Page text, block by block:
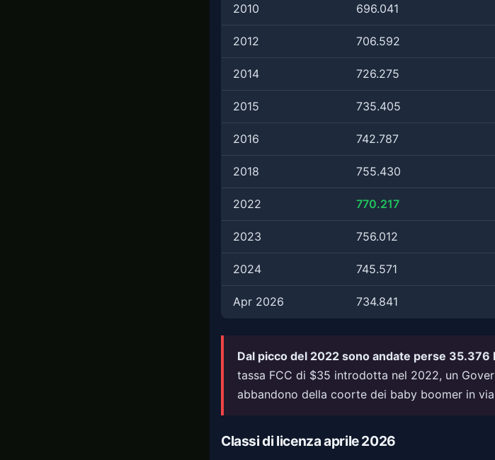
2010 696.041
2012 706.592
2014 726.275
2015 735.405
2016 742.787
2018 755.430
2022 770.217
2023 756.012
2024 745.571
Apr 2026 734.841
Dal picco del 2022 sono andate perse
tassa FCC di $35 introdotta nel 2022, un
abbandono della coorte dei baby boomer in
Classi di licenza aprile 2026